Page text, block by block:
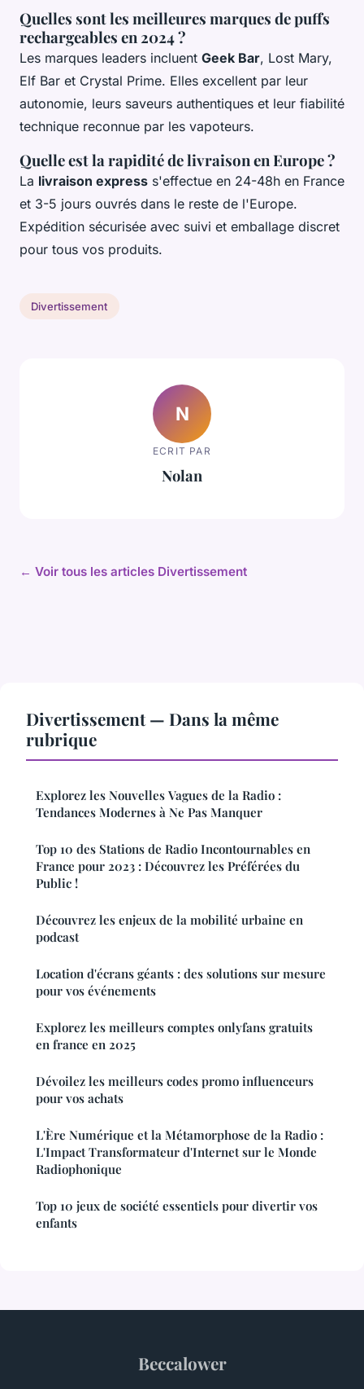
Quelles sont les meilleures marques de puffs
rechargeables en 2024 ?
Les marques leaders incluent Geek Bar, Lost Mary,
Elf Bar et Crystal Prime. Elles excellent par leur
autonomie, leurs saveurs authentiques et leur fiabilité
technique reconnue par les vapoteurs.
Quelle est la rapidité de livraison en Europe ?
La livraison express s'effectue en 24-48h en France
et 3-5 jours ouvrés dans le reste de l'Europe.
Expédition sécurisée avec suivi et emballage discret
pour tous vos produits.
Divertissement
N
ECRIT PAR
Nolan
← Voir tous les articles Divertissement
Divertissement — Dans la même
rubrique
Explorez les Nouvelles Vagues de la Radio :
Tendances Modernes à Ne Pas Manquer
Top 10 des Stations de Radio Incontournables en
France pour 2023 : Découvrez les Préférées du
Public !
Découvrez les enjeux de la mobilité urbaine en
podcast
Location d'écrans géants : des solutions sur mesure
pour vos événements
Explorez les meilleurs comptes onlyfans gratuits
en france en 2025
Dévoilez les meilleurs codes promo influenceurs
pour vos achats
L'Ère Numérique et la Métamorphose de la Radio :
L'Impact Transformateur d'Internet sur le Monde
Radiophonique
Top 10 jeux de société essentiels pour divertir vos
enfants
Beccalower